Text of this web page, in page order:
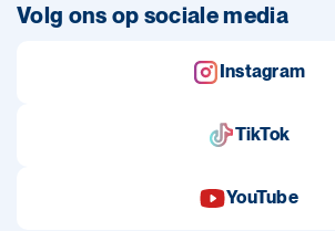
Volg ons op sociale media
Instagram
TikTok
YouTube